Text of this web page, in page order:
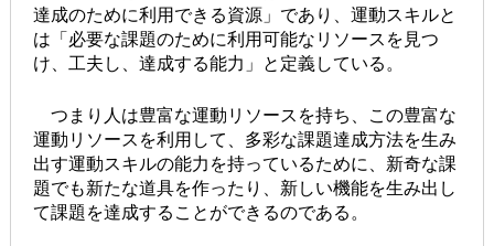
達成のために利用できる資源」であり、運動スキルと
は「必要な課題のために利用可能なリソースを見つ
け、工夫し、達成する能力」と定義している。
つまり人は豊富な運動リソースを持ち、この豊富な
運動リソースを利用して、多彩な課題達成方法を生み
出す運動スキルの能力を持っているために、新奇な課
題でも新たな道具を作ったり、新しい機能を生み出し
て課題を達成することができるのである。